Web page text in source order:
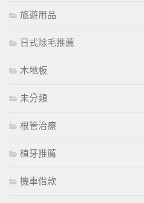
旅遊用品
日式除毛推薦
木地板
未分類
根管治療
植牙推薦
機車借款